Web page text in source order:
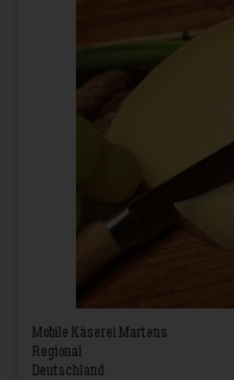
Mobile Käserei Martens
Regional
Deutschland